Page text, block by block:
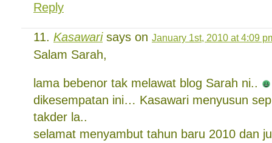
Reply
Kasawarisays on January 1st, 2010 at 4:09
Salam Sarah,
lama bebenor tak melawat blog Sarah ni..
dikesempatan ini… Kasawari menyusun
takder la..
selamat menyambut tahun baru 2010 dan